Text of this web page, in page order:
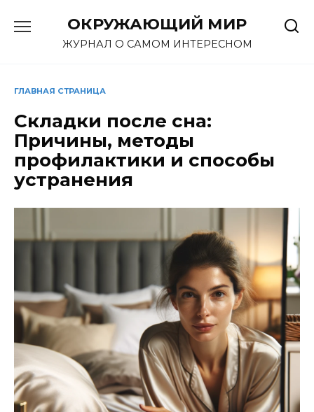
содержанию
ОКРУЖАЮЩИЙ МИР
ЖУРНАЛ О САМОМ ИНТЕРЕСНОМ
ГЛАВНАЯ СТРАНИЦА
Складки после сна:
Причины, методы
профилактики и способы
устранения